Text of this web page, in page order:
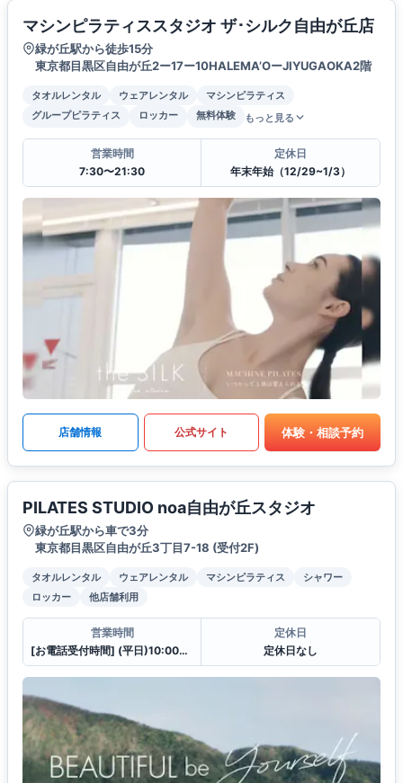
マシンピラティススタジオ ザ･シルク自由が丘店
緑が丘駅から徒歩15分
東京都目黒区自由が丘2ー17ー10HALEMA’OーJIYUGAOKA2階
タオルレンタル ウェアレンタル
マシンピラティス
グループピラティス
ロッカー 無料体験 もっと見る
営業時間
7:30〜21:30
定休日
年末年始（12/29~1/3）
店舗情報 公式サイト 体験・相談予約
PILATES STUDIO noa自由が丘スタジオ
緑が丘駅から車で3分
東京都目黒区自由が丘3丁目7-18 (受付2F)
タオルレンタル ウェアレンタル マシンピラティス
シャワー
ロッカー
他店舗利用
営業時間
[お電話受付時間] (平日)10:00〜23:00 (土・日)10:00〜21:00
定休日
定休日なし